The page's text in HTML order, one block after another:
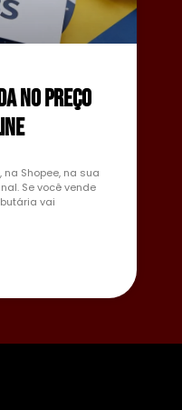
no preço
na Shopee, na sua
Se você vende
vai